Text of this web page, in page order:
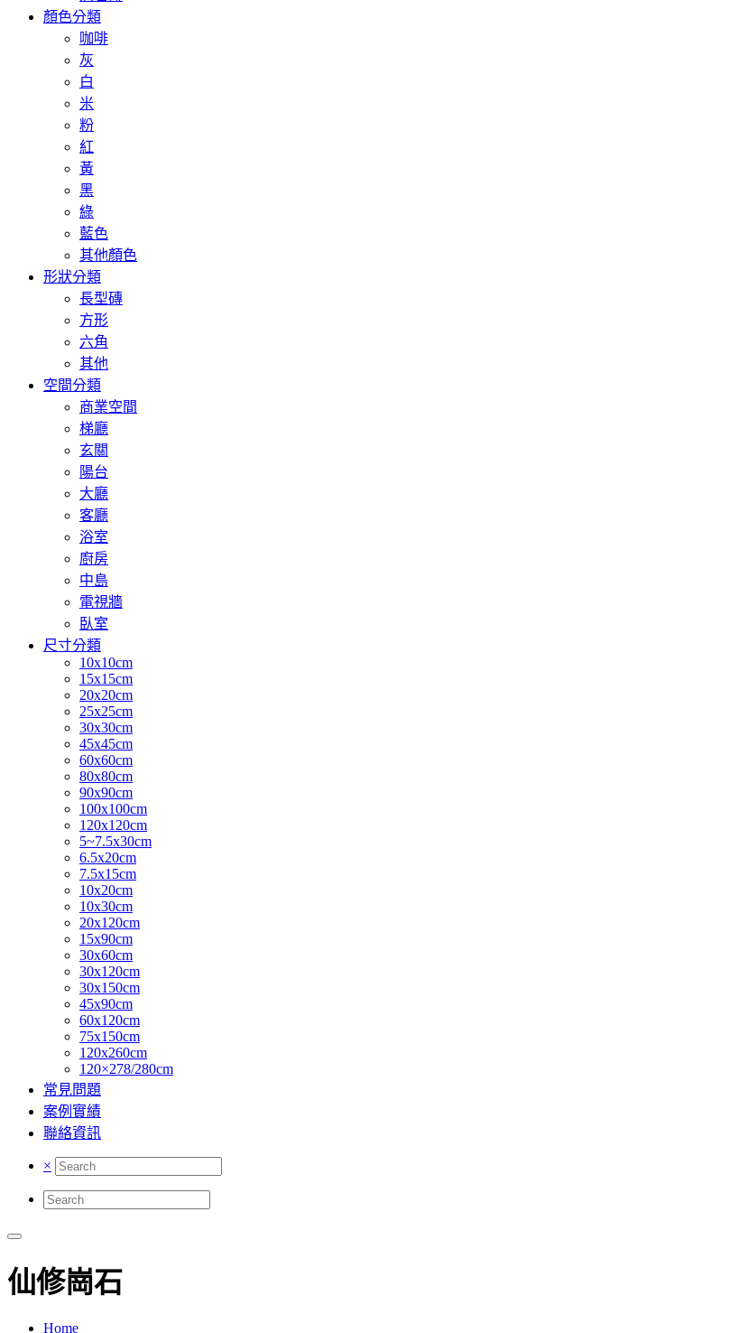
顏色分類
咖啡
灰
白
米
粉
紅
黃
黑
綠
藍色
其他顏色
形狀分類
長型磚
方形
六角
其他
空間分類
商業空間
梯廳
玄關
陽台
大廳
客廳
浴室
廚房
中島
電視牆
臥室
尺寸分類
10x10cm
15x15cm
20x20cm
25x25cm
30x30cm
45x45cm
60x60cm
80x80cm
90x90cm
100x100cm
120x120cm
5~7.5x30cm
6.5x20cm
7.5x15cm
10x20cm
10x30cm
20x120cm
15x90cm
30x60cm
30x120cm
30x150cm
45x90cm
60x120cm
75x150cm
120x260cm
120×278/280cm
常見問題
案例實績
聯絡資訊
×
仙修崗石
Home